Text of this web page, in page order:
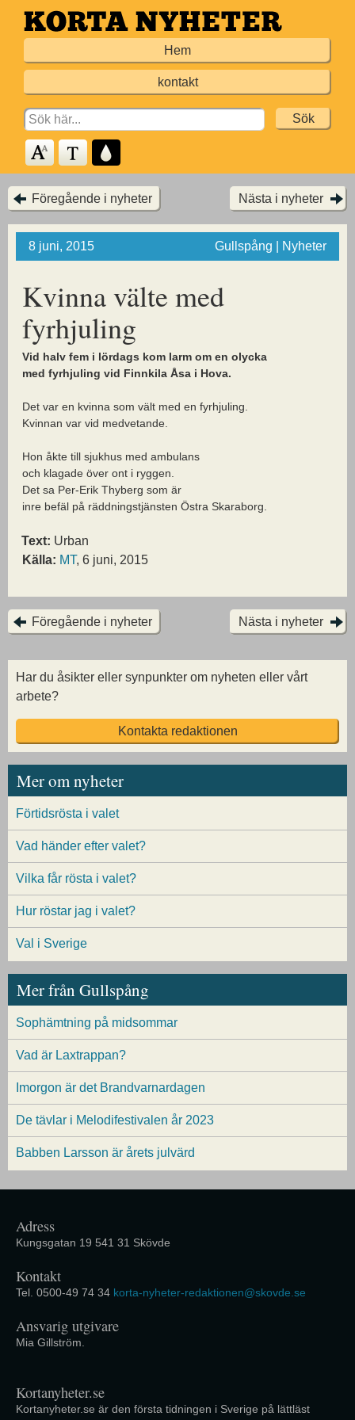
Hoppa
till
Hem
kontakt
Search
for:
Föregående i nyheter Nästa i nyheter
8 juni, 2015 Gullspång | Nyheter
Kvinna välte med
fyrhjuling
Vid halv fem i lördags kom larm om en olycka
med fyrhjuling vid Finnkila Åsa i Hova.
Det var en kvinna som vält med en fyrhjuling.
Kvinnan var vid medvetande.
Hon åkte till sjukhus med ambulans
och klagade över ont i ryggen.
Det sa Per-Erik Thyberg som är
inre befäl på räddningstjänsten Östra Skaraborg.
Text: Urban
Källa: MT, 6 juni, 2015
Föregående i nyheter Nästa i nyheter
Har du åsikter eller synpunkter om nyheten eller vårt
arbete?
Kontakta redaktionen
Mer om nyheter
Förtidsrösta i valet
Vad händer efter valet?
Vilka får rösta i valet?
Hur röstar jag i valet?
Val i Sverige
Mer från Gullspång
Sophämtning på midsommar
Vad är Laxtrappan?
Imorgon är det Brandvarnardagen
De tävlar i Melodifestivalen år 2023
Babben Larsson är årets julvärd
Adress
Kungsgatan 19 541 31 Skövde
Kontakt
Tel. 0500-49 74 34 korta-nyheter-redaktionen@skovde.se
Ansvarig utgivare
Mia Gillström.
Kortanyheter.se
Kortanyheter.se är den första tidningen i Sverige på lättläst